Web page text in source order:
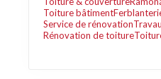
Toiture bâtiment
Service de rénovation
Rénovation de toiture